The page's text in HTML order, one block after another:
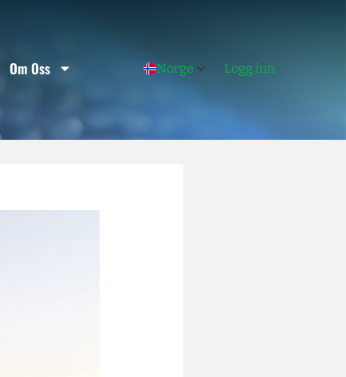
Om Oss Norge Logg inn